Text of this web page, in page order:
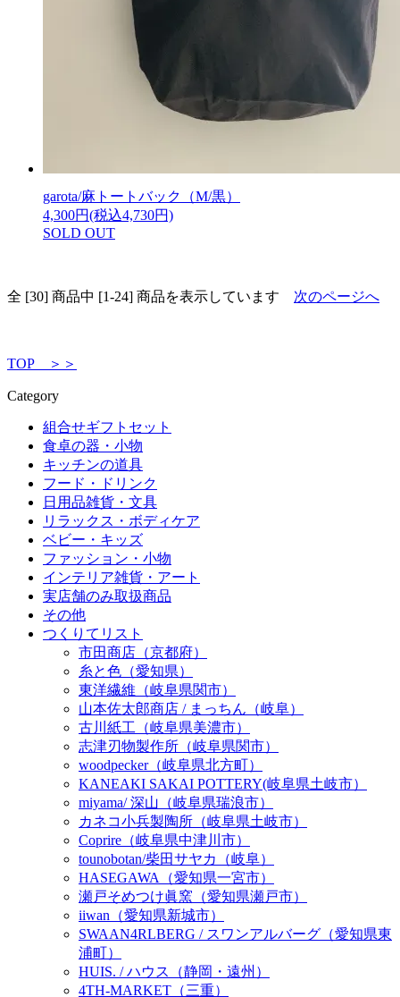
garota/麻トートバック（M/黒）
4,300円(税込4,730円)
SOLD OUT
全 [30] 商品中 [1-24] 商品を表示しています 次のページへ
TOP ＞＞
Category
組合せギフトセット
食卓の器・小物
キッチンの道具
フード・ドリンク
日用品雑貨・文具
リラックス・ボディケア
ベビー・キッズ
ファッション・小物
インテリア雑貨・アート
実店舗のみ取扱商品
その他
つくりてリスト
市田商店（京都府）
糸と色（愛知県）
東洋繊維（岐阜県関市）
山本佐太郎商店 / まっちん（岐阜）
古川紙工（岐阜県美濃市）
志津刃物製作所（岐阜県関市）
woodpecker（岐阜県北方町）
KANEAKI SAKAI POTTERY(岐阜県土岐市）
miyama/ 深山（岐阜県瑞浪市）
カネコ小兵製陶所（岐阜県土岐市）
Coprire（岐阜県中津川市）
tounobotan/柴田サヤカ（岐阜）
HASEGAWA（愛知県一宮市）
瀬戸そめつけ眞窯（愛知県瀬戸市）
iiwan（愛知県新城市）
SWAAN4RLBERG / スワンアルバーグ（愛知県東
浦町）
HUIS. / ハウス（静岡・遠州）
4TH-MARKET（三重）